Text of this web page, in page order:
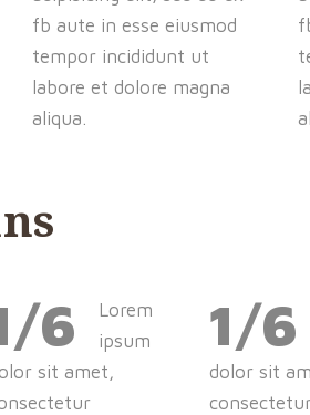
fb aute in esse eiusmod
tempor incididunt ut
labore et dolore magna
aliqua.
6
Lorem
ipsum
sit amet,
1/6
dolor sit